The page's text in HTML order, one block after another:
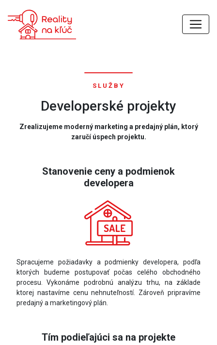
SLUŽBY
Developerské projekty
Zrealizujeme moderný marketing a predajný plán, ktorý
zaručí úspech projektu.
Stanovenie ceny a podmienok
developera
Spracujeme požiadavky a podmienky developera, podľa
ktorých budeme postupovať počas celého obchodného
procesu. Vykonáme podrobnú analýzu trhu, na základe
ktorej nastavíme cenu nehnuteľností. Zároveň pripravíme
predajný a marketingový plán.
Tím podieľajúci sa na projekte